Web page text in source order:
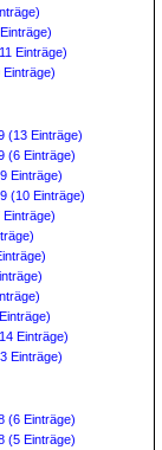
Einträge)
(13 Einträge)
(6 Einträge)
Einträge)
(10 Einträge)
Einträge)
Einträge)
(6 Einträge)
(5 Einträge)